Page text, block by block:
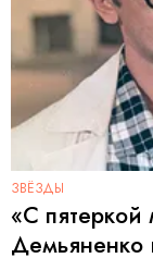
ЗВЁЗДЫ
«С
Демьяненко